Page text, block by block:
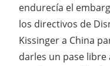
endurecía el
los directivos de
Kissinger a China
darles un pase libre